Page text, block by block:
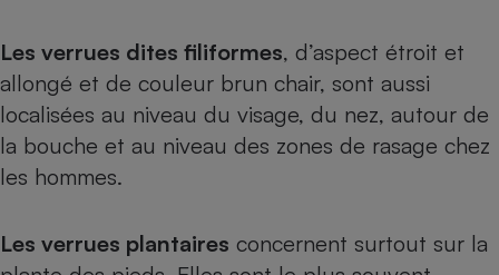
Les verrues dites filiformes, d’aspect étroit et
allongé et de couleur brun chair, sont aussi
localisées au niveau du visage, du nez, autour de
la bouche et au niveau des zones de rasage chez
les hommes.
Les verrues plantaires concernent surtout sur la
Climatiseur -
Ventilateur
Climatiseur -
Ventilateur